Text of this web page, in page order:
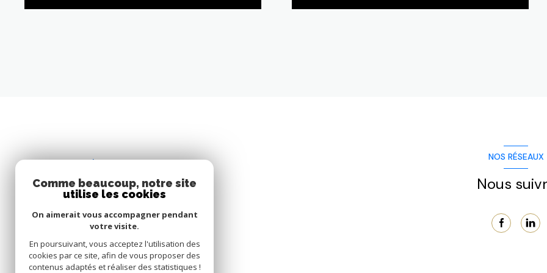
sur la ville de Fréjus, il ressort de nos
LIRE CETTE ACTU
demandes, renforçant la valeur des offres.
LIRE CETTE ACTU
NOS RÉSEAUX
Nous
Comme beaucoup, notre site
utilise les cookies
On aimerait vous accompagner pendant
votre visite.
En poursuivant, vous acceptez l'utilisation des
cookies par ce site, afin de vous proposer des
contenus adaptés et réaliser des statistiques !